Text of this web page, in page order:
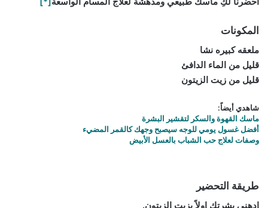
المكونات
ملعقه كبيره نشا
قليل من الماء الدافئ
قليل من زيت الزيتون
شاهدي أيضاً:
ماسك القهوة والسكر لتقشير البشرة
أفضل غسول يومي للوجه سيصبح وجهك كالقمر المضيء
وصفات لعلاج حب الشباب بالعسل الأبيض
طريقة التحضير
ادهني بشرتكِ اولاً بزيت الزيتون.